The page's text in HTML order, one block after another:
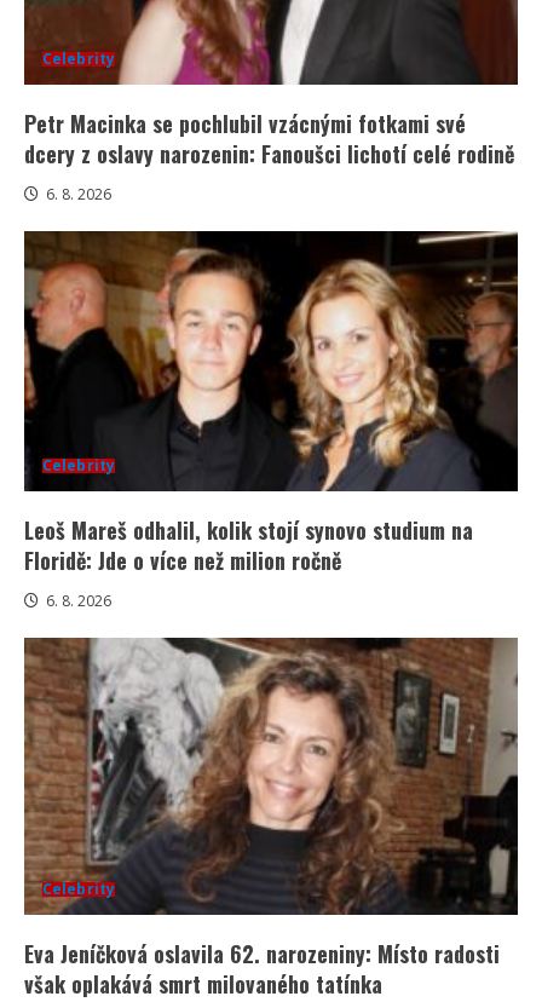
Celebrity
Petr Macinka se pochlubil vzácnými fotkami své
dcery z oslavy narozenin: Fanoušci lichotí celé rodině
6. 8. 2026
Celebrity
Leoš Mareš odhalil, kolik stojí synovo studium na
Floridě: Jde o více než milion ročně
6. 8. 2026
Celebrity
Eva Jeníčková oslavila 62. narozeniny: Místo radosti
však oplakává smrt milovaného tatínka